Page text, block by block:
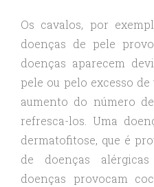
Os cavalos, por
doenças de pele
doenças aparecem
pele ou pelo excesso
aumento do número
refresca-los. Uma
dermatofitose, que é
de doenças
doenças provocam